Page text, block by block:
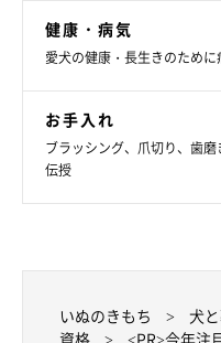
健康・病気
愛犬の健康・長生きのため
お手入れ
ブラッシング、爪切り、歯
伝授
いぬのきもち 犬
資格
<PR>今年注